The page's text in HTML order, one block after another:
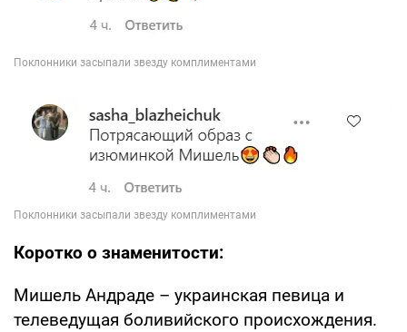
Коротко о знаменитости:
Мишель Андраде – украинская певица и
телеведущая боливийского происхождения.